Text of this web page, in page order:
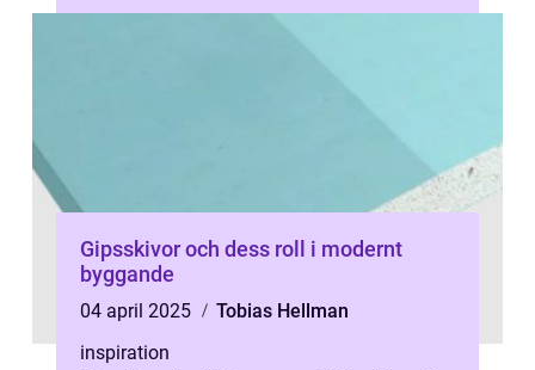
Gipsskivor och dess roll i modernt
byggande
04 april 2025
Tobias Hellman
inspiration